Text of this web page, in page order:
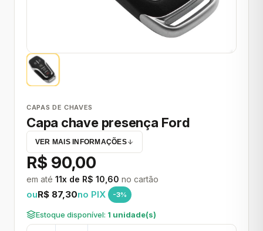
CAPAS DE CHAVES
Capa chave presença Ford
VER MAIS INFORMAÇÕES
R$ 90,00
em até 11x de R$ 10,60 no cartão
ouR$ 87,30no PIX -3%
Estoque disponível: 1 unidade(s)